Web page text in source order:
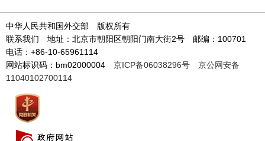
中华人民共和国外交部 版权所有
联系我们 地址：北京市朝阳区朝阳门南大街2号 邮编：100701
电话：+86-10-65961114
网站标识码：bm02000004 京ICP备06038296号
京公网安备
11040102700114